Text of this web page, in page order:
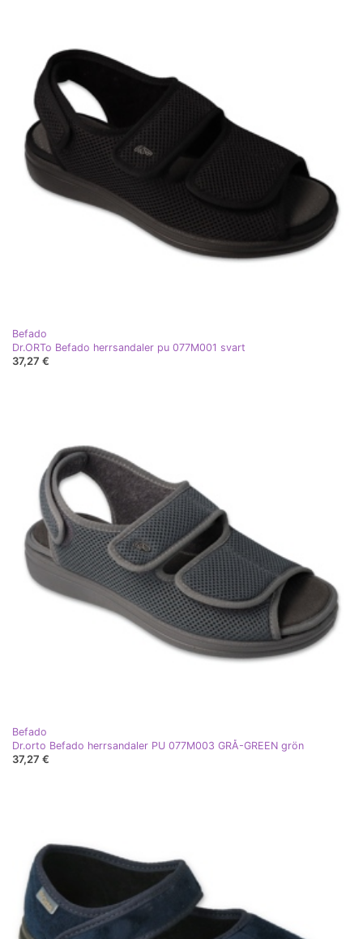
Befado
Dr.ORTo Befado herrsandaler pu 077M001 svart
37,27 €
Befado
Dr.orto Befado herrsandaler PU 077M003 GRÅ-GREEN grön
37,27 €